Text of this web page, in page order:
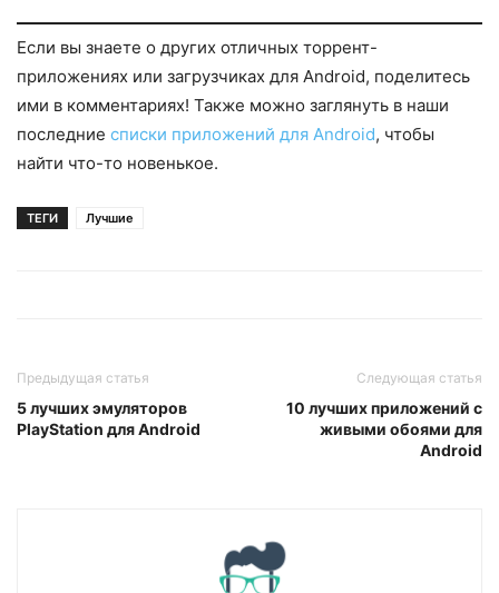
Если вы знаете о других отличных торрент-
приложениях или загрузчиках для Android, поделитесь
ими в комментариях! Также можно заглянуть в наши
последние списки приложений для Android, чтобы
найти что-то новенькое.
ТЕГИ Лучшие
Предыдущая статья
5 лучших эмуляторов
PlayStation для Android
Следующая статья
10 лучших приложений с
живыми обоями для
Android